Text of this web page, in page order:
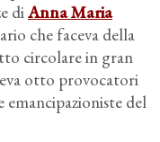
diAnna Maria
che faceva della
circolare in gran
otto provocatori
emancipazioniste del